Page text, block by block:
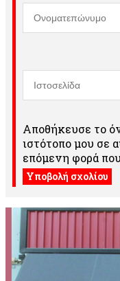
Αποθήκευσε το
ιστότοπο μου σε
επόμενη φορά